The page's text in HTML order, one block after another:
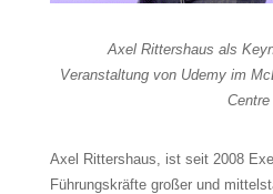
Axel Rittershaus als
Veranstaltung von Udemy im
Centre
Axel Rittershaus, ist seit 2008
Führungskräfte großer und